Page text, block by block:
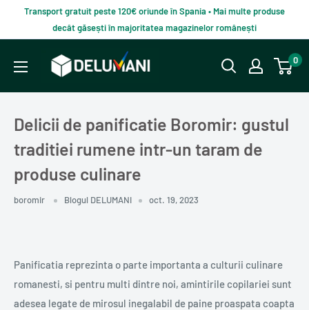
continut
Transport gratuit peste 120€ oriunde în Spania • Mai multe produse
decât găsești în majoritatea magazinelor românești
Delumani
Magazin
românesc
online
0
Delicii de panificatie Boromir: gustul
traditiei rumene intr-un taram de
produse culinare
boromir Blogul DELUMANI oct. 19, 2023
Panificatia reprezinta o parte importanta a culturii culinare
romanesti, si pentru multi dintre noi, amintirile copilariei sunt
adesea legate de mirosul inegalabil de paine proaspata coapta